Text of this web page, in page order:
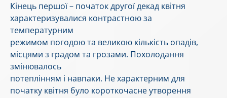
Кінець першої – початок другої декад квітня
характеризувалися контрастною за
температурним
режимом погодою та великою кількість опадів,
місцями з градом та грозами. Похолодання
змінювалось
потеплінням і навпаки. Не характерним для
початку квітня було короткочасне утворення